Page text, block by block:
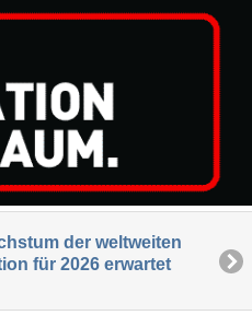
der weltweiten
für 2026 erwartet